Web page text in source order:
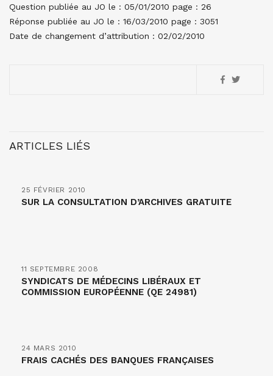
Question publiée au JO le : 05/01/2010 page : 26
Réponse publiée au JO le : 16/03/2010 page : 3051
Date de changement d’attribution : 02/02/2010
ARTICLES LIÉS
25 FÉVRIER 2010
SUR LA CONSULTATION D’ARCHIVES GRATUITE
11 SEPTEMBRE 2008
SYNDICATS DE MÉDECINS LIBÉRAUX ET
COMMISSION EUROPÉENNE (QE 24981)
24 MARS 2010
FRAIS CACHÉS DES BANQUES FRANÇAISES